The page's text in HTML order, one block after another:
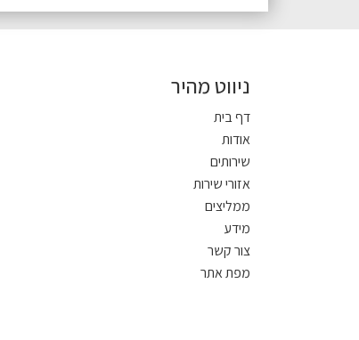
ניווט מהיר
דף בית
אודות
שירותים
אזורי שירות
ממליצים
מידע
צור קשר
מפת אתר